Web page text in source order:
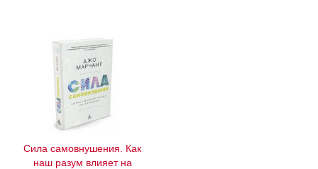
Сила самовнушения. Как
наш разум влияет на